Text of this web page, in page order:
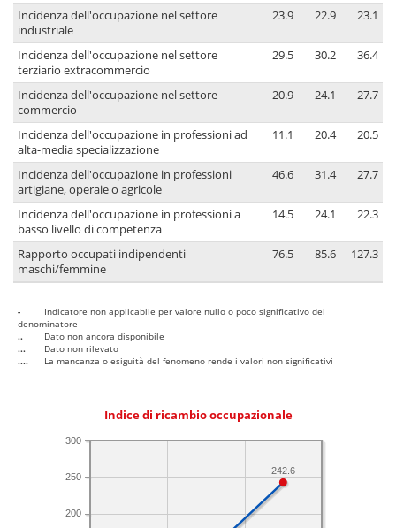
Incidenza dell'occupazione nel settore
industriale
23.9 22.9 23.1
Incidenza dell'occupazione nel settore
terziario extracommercio
29.5 30.2 36.4
Incidenza dell'occupazione nel settore
commercio
20.9 24.1 27.7
Incidenza dell'occupazione in professioni ad
alta-media specializzazione
11.1 20.4 20.5
Incidenza dell'occupazione in professioni
artigiane, operaie o agricole
46.6 31.4 27.7
Incidenza dell'occupazione in professioni a
basso livello di competenza
14.5 24.1 22.3
Rapporto occupati indipendenti
maschi/femmine
76.5 85.6 127.3
-
Indicatore non applicabile per valore nullo o poco significativo del
denominatore
..
Dato non ancora disponibile
...
Dato non rilevato
....
La mancanza o esiguità del fenomeno rende i valori non significativi
Indice di ricambio occupazionale
200
250
300
242.6